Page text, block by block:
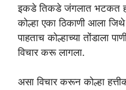
इकडे तिकडे जंगलात भटकत
कोल्हा एका ठिकाणी आला जिथे
पाहताच कोल्हाच्या तोंडाला
विचार करू लागला.
असा विचार करून कोल्हा